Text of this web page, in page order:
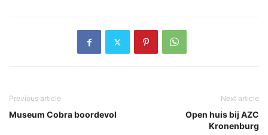
Previous article
Museum Cobra boordevol
Next article
Open huis bij AZC
Kronenburg